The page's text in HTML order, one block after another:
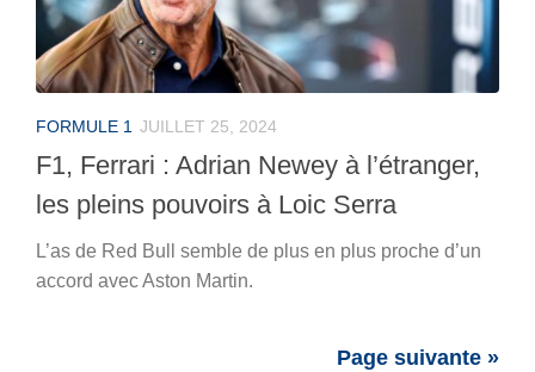
FORMULE 1 JUILLET 25, 2024
F1, Ferrari : Adrian Newey à l’étranger,
les pleins pouvoirs à Loic Serra
L’as de Red Bull semble de plus en plus proche d’un
accord avec Aston Martin.
Page suivante »